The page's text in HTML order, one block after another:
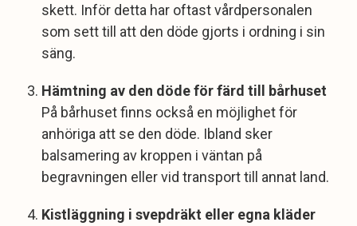
skett. Inför detta har oftast vårdpersonalen
som sett till att den döde gjorts i ordning i sin
säng.
Hämtning av den döde för färd till bårhuset
På bårhuset finns också en möjlighet för
anhöriga att se den döde. Ibland sker
balsamering av kroppen i väntan på
begravningen eller vid transport till annat land.
Kistläggning i svepdräkt eller egna kläder